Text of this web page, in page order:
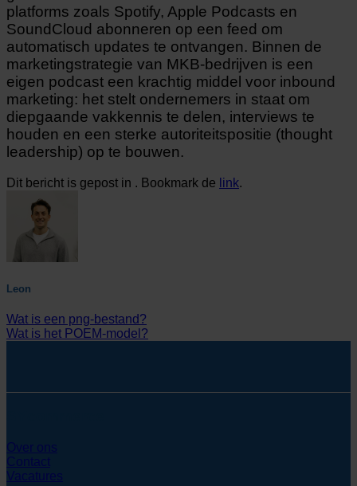
platforms zoals Spotify, Apple Podcasts en
SoundCloud abonneren op een feed om
automatisch updates te ontvangen. Binnen de
marketingstrategie van MKB-bedrijven is een
eigen podcast een krachtig middel voor inbound
marketing: het stelt ondernemers in staat om
diepgaande vakkennis te delen, interviews te
houden en een sterke autoriteitspositie (thought
leadership) op te bouwen.
Dit bericht is gepost in . Bookmark de link.
Leon
Wat is een png-bestand?
Wat is het POEM-model?
Over ons
Contact
Vacatures